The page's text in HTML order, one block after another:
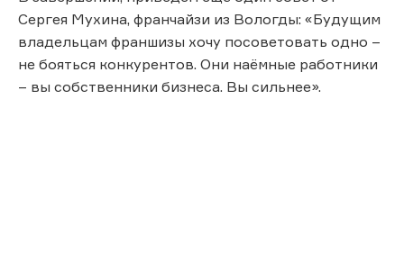
Сергея Мухина, франчайзи из Вологды: «Будущим
владельцам франшизы хочу посоветовать одно –
не бояться конкурентов. Они наёмные работники
– вы собственники бизнеса. Вы сильнее».